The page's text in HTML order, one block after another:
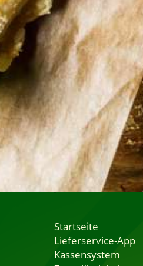
Startseite
Lieferservice-App
Kassensystem